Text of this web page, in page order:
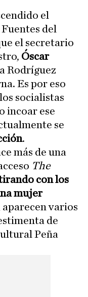
el
del
el secretario
Óscar
Rodríguez
Es por eso
socialistas
incoar ese
se
.
más de una
The
con los
mujer
varios
de
Peña